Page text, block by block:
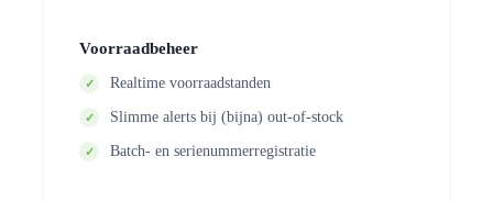
Voorraadbeheer
Realtime voorraadstanden
Slimme alerts bij (bijna) out‑of‑stock
Batch‑ en serienummerregistratie